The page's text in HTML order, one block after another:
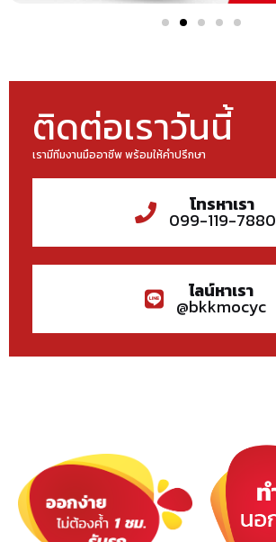
ติดต่อเราวันนี้
เรามีทีมงานมืออาชีพ พร้อมให้คำปรึกษา
โทรหาเรา
099-119-7880
ไลน์หาเรา
@bkkmocyc